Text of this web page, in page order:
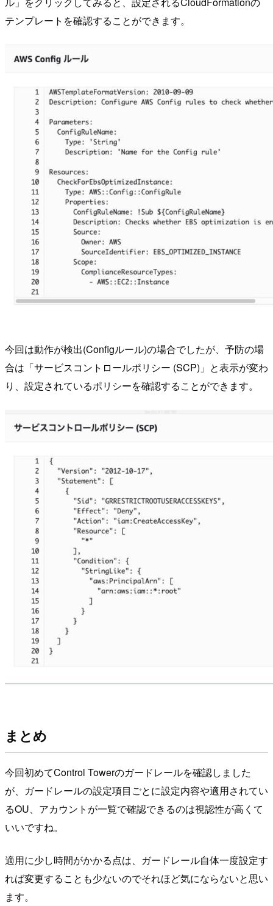
テンプレートを確認することができます。
今回は動作が検出(Configルール)の場合でしたが、予防の場
合は「サービスコントロールポリシー (SCP)」と表示が変わ
り、設定されているポリシーを確認することができます。
まとめ
今回初めてControl Towerのガードレールを確認しました
が、ガードレールの設定項目ごとに設定内容や適用されてい
るOU、アカウントが一覧で確認できるのは視認性が高くて
いいですね。
適用に少し時間がかかる点は、ガードレール自体一度設定す
れば変更することも少ないのでそれほど気にならないと思い
ます。